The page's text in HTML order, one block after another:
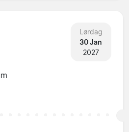
Lørdag
30 Jan
2027